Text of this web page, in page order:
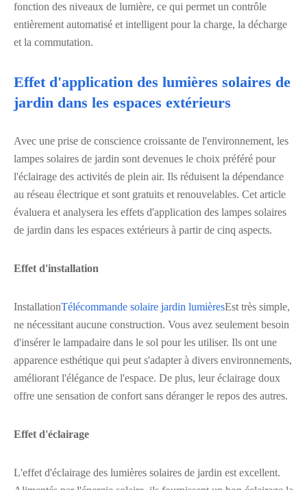
fonction des niveaux de lumière, ce qui permet un contrôle
entièrement automatisé et intelligent pour la charge, la décharge
et la commutation.
Effet d'application des lumières solaires de
jardin dans les espaces extérieurs
Avec une prise de conscience croissante de l'environnement, les
lampes solaires de jardin sont devenues le choix préféré pour
l'éclairage des activités de plein air. Ils réduisent la dépendance
au réseau électrique et sont gratuits et renouvelables. Cet article
évaluera et analysera les effets d'application des lampes solaires
de jardin dans les espaces extérieurs à partir de cinq aspects.
Effet d'installation
InstallationTélécommande solaire jardin lumièresEst très simple,
ne nécessitant aucune construction. Vous avez seulement besoin
d'insérer le lampadaire dans le sol pour les utiliser. Ils ont une
apparence esthétique qui peut s'adapter à divers environnements,
améliorant l'élégance de l'espace. De plus, leur éclairage doux
offre une sensation de confort sans déranger le repos des autres.
Effet d'éclairage
L'effet d'éclairage des lumières solaires de jardin est excellent.